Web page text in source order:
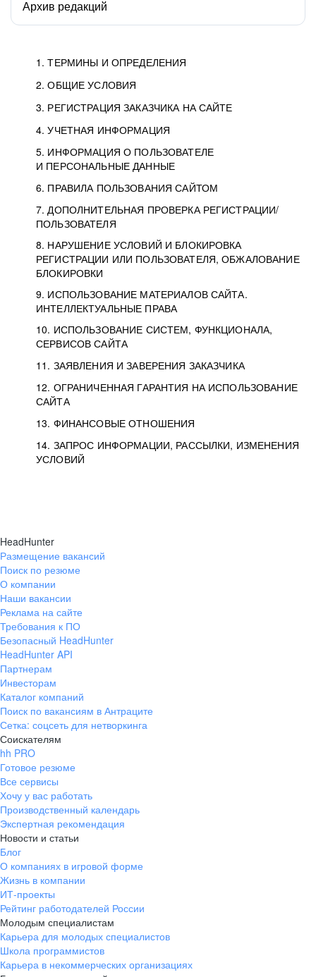
1. ТЕРМИНЫ И ОПРЕДЕЛЕНИЯ
2. ОБЩИЕ УСЛОВИЯ
3. РЕГИСТРАЦИЯ ЗАКАЗЧИКА НА САЙТЕ
4. УЧЕТНАЯ ИНФОРМАЦИЯ
5. ИНФОРМАЦИЯ О ПОЛЬЗОВАТЕЛЕ
И ПЕРСОНАЛЬНЫЕ ДАННЫЕ
6. ПРАВИЛА ПОЛЬЗОВАНИЯ САЙТОМ
7. ДОПОЛНИТЕЛЬНАЯ ПРОВЕРКА РЕГИСТРАЦИИ/
ПОЛЬЗОВАТЕЛЯ
8. НАРУШЕНИЕ УСЛОВИЙ И БЛОКИРОВКА
РЕГИСТРАЦИИ ИЛИ ПОЛЬЗОВАТЕЛЯ, ОБЖАЛОВАНИЕ
БЛОКИРОВКИ
9. ИСПОЛЬЗОВАНИЕ МАТЕРИАЛОВ САЙТА.
ИНТЕЛЛЕКТУАЛЬНЫЕ ПРАВА
10. ИСПОЛЬЗОВАНИЕ СИСТЕМ, ФУНКЦИОНАЛА,
СЕРВИСОВ САЙТА
11. ЗАЯВЛЕНИЯ И ЗАВЕРЕНИЯ ЗАКАЗЧИКА
12. ОГРАНИЧЕННАЯ ГАРАНТИЯ НА ИСПОЛЬЗОВАНИЕ
САЙТА
13. ФИНАНСОВЫЕ ОТНОШЕНИЯ
14. ЗАПРОС ИНФОРМАЦИИ, РАССЫЛКИ, ИЗМЕНЕНИЯ
УСЛОВИЙ
Архив редакций
HeadHunter
Размещение вакансий
Поиск по резюме
О компании
Наши вакансии
Реклама на сайте
Требования к ПО
Безопасный HeadHunter
HeadHunter API
Партнерам
Инвесторам
Каталог компаний
Поиск по вакансиям в Антраците
Сетка: соцсеть для нетворкинга
Соискателям
hh PRO
Готовое резюме
Все сервисы
Хочу у вас работать
Производственный календарь
Экспертная рекомендация
Новости и статьи
Блог
О компаниях в игровой форме
Жизнь в компании
ИТ-проекты
Рейтинг работодателей России
Молодым специалистам
Карьера для молодых специалистов
Школа программистов
Карьера в некоммерческих организациях